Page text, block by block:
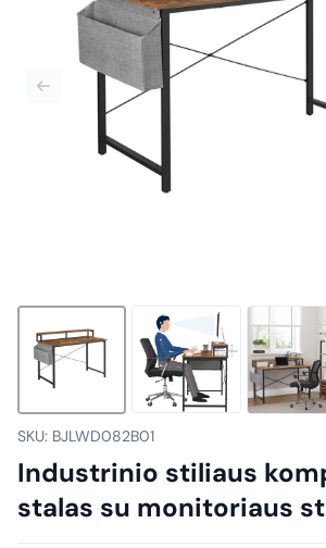
SKU: BJLWD082B01
Industrinio stiliaus
stalas su monitoriaus